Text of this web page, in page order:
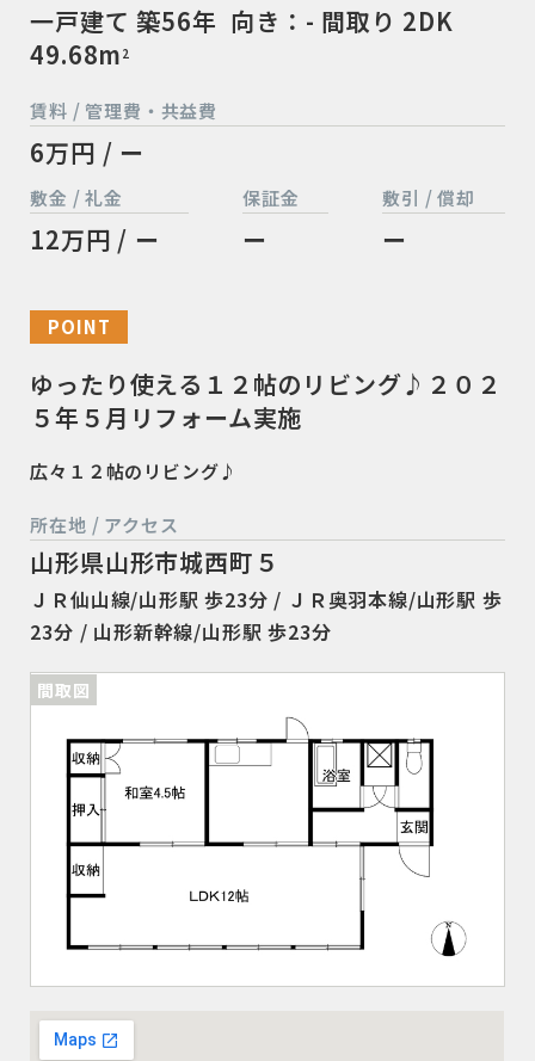
一戸建て 築56年 向き：- 間取り 2DK
49.68m 2
賃料 / 管理費・共益費
6万円 / ー
敷金 / 礼金
12万円 / ー
保証金
ー
敷引 / 償却
ー
POINT
ゆったり使える１２帖のリビング♪２０２
５年５月リフォーム実施
広々１２帖のリビング♪
所在地 / アクセス
山形県山形市城西町５
ＪＲ仙山線/山形駅 歩23分 / ＪＲ奥羽本線/山形駅 歩
23分 / 山形新幹線/山形駅 歩23分
間取図